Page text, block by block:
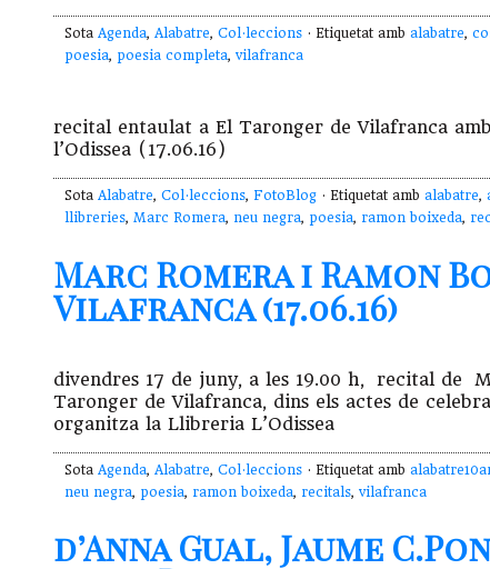
Sota Agenda, Alabatre, Col·leccions · Etiquetat amb alabatre,
poesia, poesia completa, vilafranca
recital entaulat a El Taronger de Vilafranca
l’Odissea (17.06.16)
Sota Alabatre, Col·leccions, FotoBlog · Etiquetat amb alabatre,
llibreries, Marc Romera, neu negra, poesia, ramon boixeda,
Marc Romera i Ramon
Vilafranca (17.06.16)
divendres 17 de juny, a les 19.00 h, recital de
Taronger de Vilafranca, dins els actes de
organitza la Llibreria L’Odissea
Sota Agenda, Alabatre, Col·leccions · Etiquetat amb
neu negra, poesia, ramon boixeda, recitals, vilafranca
d’Anna Gual, Jaume